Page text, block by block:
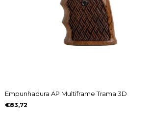
Empunhadura AP Multiframe Trama 3D
€83,72